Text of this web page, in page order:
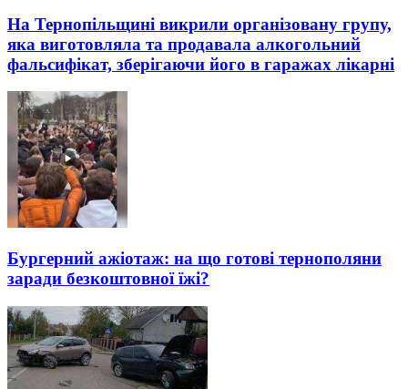
На Тернопільщині викрили організовану групу,
яка виготовляла та продавала алкогольний
фальсифікат, зберігаючи його в гаражах лікарні
Бургерний ажіотаж: на що готові тернополяни
заради безкоштовної їжі?